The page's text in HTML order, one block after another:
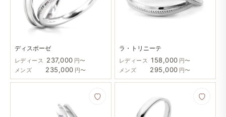
ディスポーゼ
レディース 237,000 円〜
メンズ
235,000 円〜
ラ・トリニーテ
レディース 158,000 円〜
メンズ
295,000 円〜